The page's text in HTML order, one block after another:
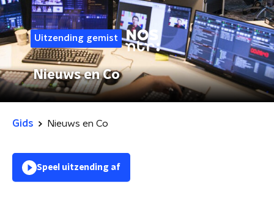
Uitzending gemist
Nieuws en Co
Gids Nieuws en Co
Speel uitzending af